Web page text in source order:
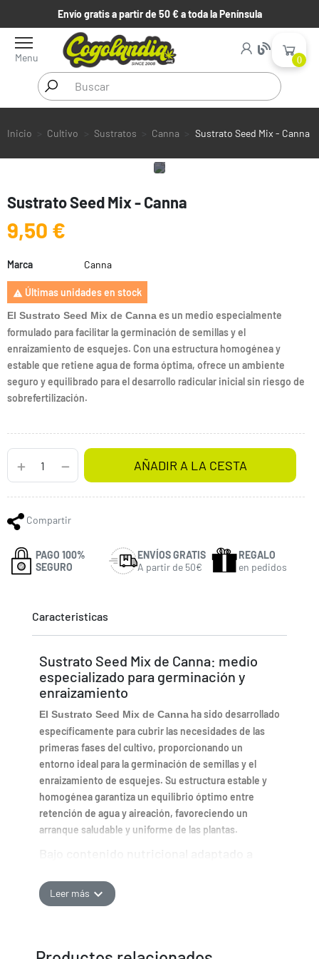
Envío gratis a partir de 50 € a toda la Península
Menu 0
Inicio Cultivo Sustratos Canna Sustrato Seed Mix - Canna
Sustrato Seed Mix - Canna
9,50 €
Marca Canna
 Últimas unidades en stock
El Sustrato Seed Mix de Cannaes un medio especialmente
formulado para facilitar la germinación de semillas y el
enraizamiento de esquejes. Con una estructura homogénea y
estable que retiene agua de forma óptima, ofrece un ambiente
seguro y equilibrado para el desarrollo radicular inicial sin riesgo de
sobrefertilización.
AÑADIR A LA CESTA
Compartir
PAGO 100%
SEGURO
ENVÍOS GRATIS
A partir de 50€
REGALO
en pedidos
Caracteristicas
Sustrato Seed Mix de Canna: medio
especializado para germinación y
enraizamiento
El Sustrato Seed Mix de Canna ha sido desarrollado
específicamente para cubrir las necesidades de las
primeras fases del cultivo, proporcionando un
entorno ideal para la germinación de semillas y el
enraizamiento de esquejes. Su estructura estable y
homogénea garantiza un equilibrio óptimo entre
retención de agua y aireación, favoreciendo un
arranque saludable y uniforme de las plantas.
Este sustrato contiene niveles muy bajos de
nutrientes, suficientes para acompañar los primeros
tempranas, donde las plantas son más sensibles,
Leer más expand_more